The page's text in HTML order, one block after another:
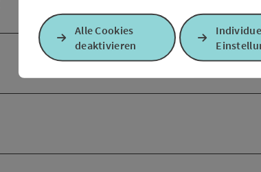
Alle Cookies
deaktivieren